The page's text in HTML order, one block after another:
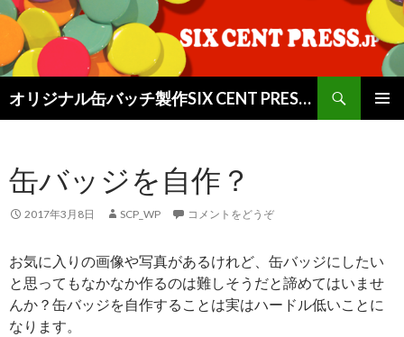
オリジナル缶バッチ製作SIX CENT PRESSブログ
索
ン
ツ
へ
缶バッジを自作？
2017年3月8日 SCP_WP コメントをどうぞ
お気に入りの画像や写真があるけれど、缶バッジにしたい
と思ってもなかなか作るのは難しそうだと諦めてはいませ
んか？缶バッジを自作することは実はハードル低いことに
なります。